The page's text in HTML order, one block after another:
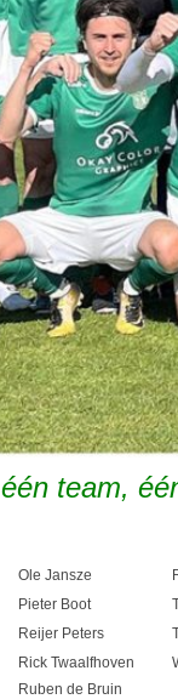
één team,
Ole Jansze
Pieter Boot
Reijer Peters
Rick Twaalfhoven
Ruben de Bruin